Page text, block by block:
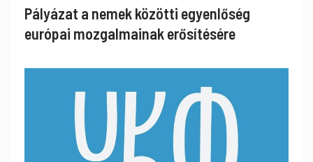
Pályázat a nemek közötti egyenlőség
európai mozgalmainak erősítésére